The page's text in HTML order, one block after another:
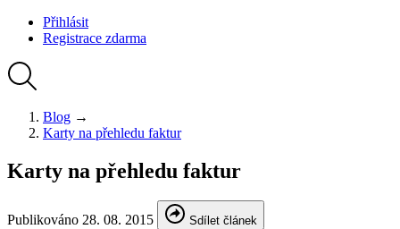
Přihlásit
Registrace zdarma
Blog →
Karty na přehledu faktur
Karty na přehledu faktur
Publikováno 28. 08. 2015 Sdílet článek